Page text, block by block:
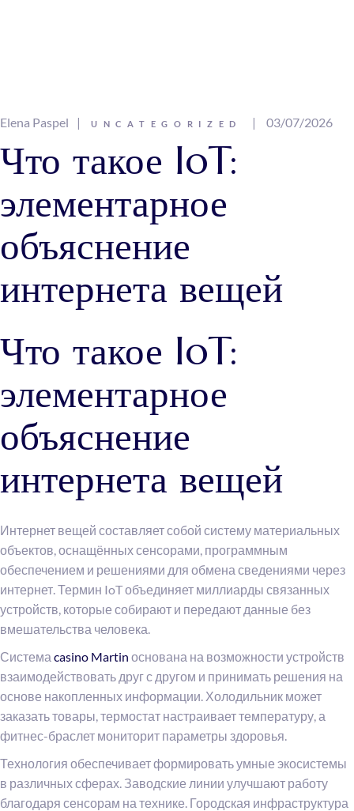
Elena Paspel UNCATEGORIZED 03/07/2026
Что такое IoT:
элементарное
объяснение
интернета вещей
Что такое IoT:
элементарное
объяснение
интернета вещей
Интернет вещей составляет собой систему материальных
объектов, оснащённых сенсорами, программным
обеспечением и решениями для обмена сведениями через
интернет. Термин IoT объединяет миллиарды связанных
устройств, которые собирают и передают данные без
вмешательства человека.
Система casino Martin основана на возможности устройств
взаимодействовать друг с другом и принимать решения на
основе накопленных информации. Холодильник может
заказать товары, термостат настраивает температуру, а
фитнес-браслет мониторит параметры здоровья.
Технология обеспечивает формировать умные экосистемы
в различных сферах. Заводские линии улучшают работу
благодаря сенсорам на технике. Городская инфраструктура